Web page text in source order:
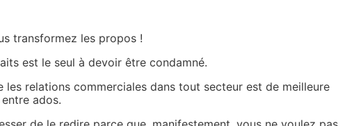
transformez les propos !
est le seul à devoir être condamné.
les relations commerciales dans tout secteur est de meilleure
ados.